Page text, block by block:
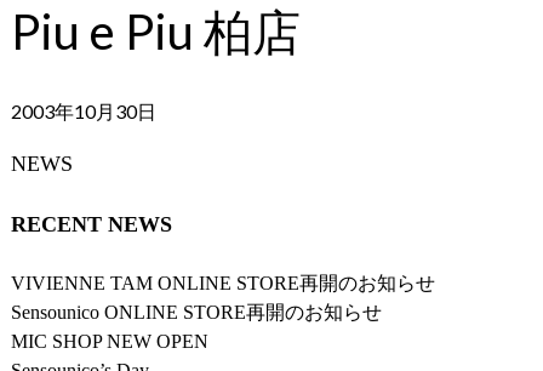
Piu e Piu 柏店
2003年10月30日
NEWS
RECENT NEWS
VIVIENNE TAM ONLINE STORE再開のお知らせ
Sensounico ONLINE STORE再開のお知らせ
MIC SHOP NEW OPEN